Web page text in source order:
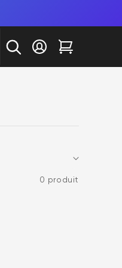
caméra de fenêtre.
- Langue
Se connecter
Chariot
0 produit